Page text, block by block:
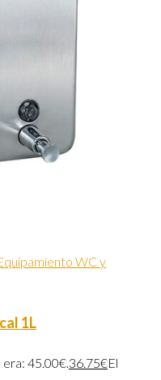
WC y
1L
era: 45.00€.36.75€El